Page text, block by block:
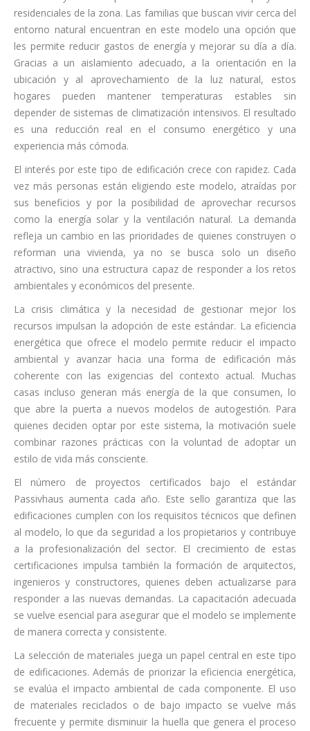
residenciales de la zona. Las familias que buscan vivir cerca del
entorno natural encuentran en este modelo una opción que
les permite reducir gastos de energía y mejorar su día a día.
Gracias a un aislamiento adecuado, a la orientación en la
ubicación y al aprovechamiento de la luz natural, estos
hogares pueden mantener temperaturas estables sin
depender de sistemas de climatización intensivos. El resultado
es una reducción real en el consumo energético y una
experiencia más cómoda.
El interés por este tipo de edificación crece con rapidez. Cada
vez más personas están eligiendo este modelo, atraídas por
sus beneficios y por la posibilidad de aprovechar recursos
como la energía solar y la ventilación natural. La demanda
refleja un cambio en las prioridades de quienes construyen o
reforman una vivienda, ya no se busca solo un diseño
atractivo, sino una estructura capaz de responder a los retos
ambientales y económicos del presente.
La crisis climática y la necesidad de gestionar mejor los
recursos impulsan la adopción de este estándar. La eficiencia
energética que ofrece el modelo permite reducir el impacto
ambiental y avanzar hacia una forma de edificación más
coherente con las exigencias del contexto actual. Muchas
casas incluso generan más energía de la que consumen, lo
que abre la puerta a nuevos modelos de autogestión. Para
quienes deciden optar por este sistema, la motivación suele
combinar razones prácticas con la voluntad de adoptar un
estilo de vida más consciente.
El número de proyectos certificados bajo el estándar
Passivhaus aumenta cada año. Este sello garantiza que las
edificaciones cumplen con los requisitos técnicos que definen
al modelo, lo que da seguridad a los propietarios y contribuye
a la profesionalización del sector. El crecimiento de estas
certificaciones impulsa también la formación de arquitectos,
ingenieros y constructores, quienes deben actualizarse para
responder a las nuevas demandas. La capacitación adecuada
se vuelve esencial para asegurar que el modelo se implemente
de manera correcta y consistente.
La selección de materiales juega un papel central en este tipo
de edificaciones. Además de priorizar la eficiencia energética,
se evalúa el impacto ambiental de cada componente. El uso
de materiales reciclados o de bajo impacto se vuelve más
frecuente y permite disminuir la huella que genera el proceso